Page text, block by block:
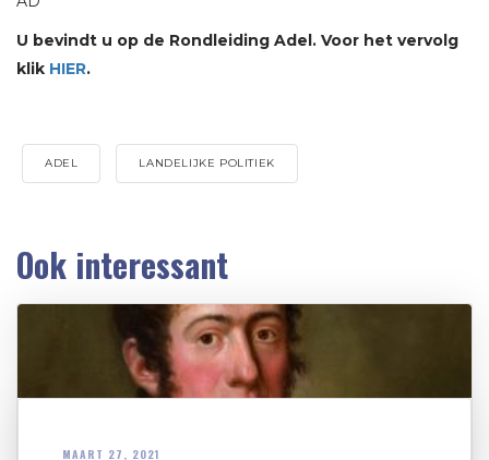
U bevindt u op de Rondleiding Adel. Voor het vervolg
klik HIER.
ADEL LANDELIJKE POLITIEK
Ook interessant
MAART 27, 2021